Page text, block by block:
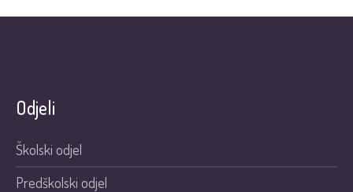
Odjeli
Školski odjel
Predškolski odjel